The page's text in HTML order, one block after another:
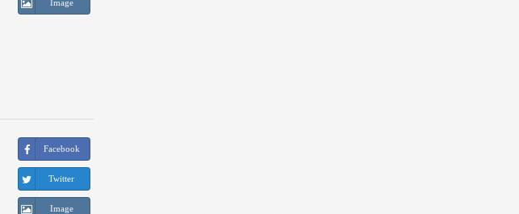
Image
Facebook
Twitter
Image